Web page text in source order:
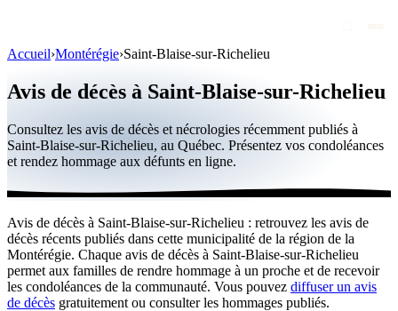
Personnalités publiques
Québec
Canada
International
Par région
Par ville
Maisons funéraires
Accueil›Montérégie›Saint-Blaise-sur-Richelieu
Avis de décès à Saint-Blaise-sur-Richelieu
Consultez les avis de décès et nécrologies récemment publiés à
Saint-Blaise-sur-Richelieu, au Québec. Présentez vos condoléances
et rendez hommage aux défunts en ligne.
Avis de décès à Saint-Blaise-sur-Richelieu : retrouvez les avis de
décès récents publiés dans cette municipalité de la région de la
Montérégie. Chaque avis de décès à Saint-Blaise-sur-Richelieu
permet aux familles de rendre hommage à un proche et de recevoir
les condoléances de la communauté. Vous pouvez diffuser un avis
de décès gratuitement ou consulter les hommages publiés.